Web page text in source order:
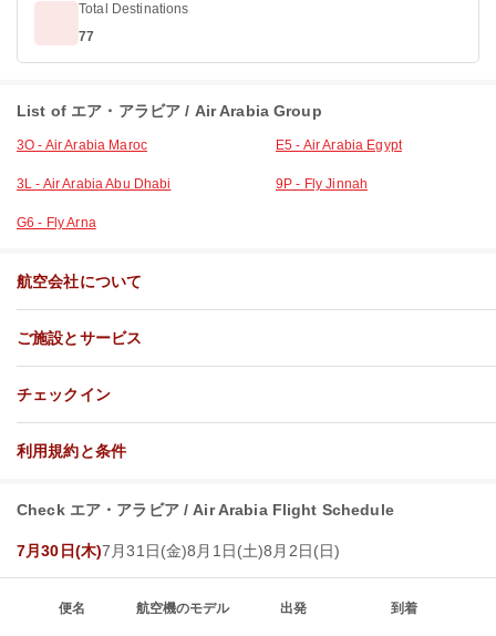
Total Destinations
77
List of エア・アラビア / Air Arabia Group
3O - Air Arabia Maroc E5 - Air Arabia Egypt
3L - Air Arabia Abu Dhabi 9P - Fly Jinnah
G6 - Fly Arna
航空会社について
ご施設とサービス
チェックイン
利用規約と条件
Check エア・アラビア / Air Arabia Flight Schedule
7月30日(木)7月31日(金)8月1日(土)8月2日(日)
便名 航空機のモデル 出発 到着